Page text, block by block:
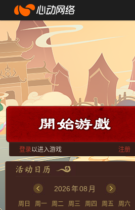
登录以进入游戏 注册
2026年08 月
周日 周一 周二 周三 周四 周五
周六